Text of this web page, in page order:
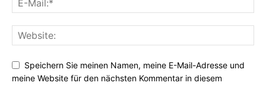
Speichern Sie meinen Namen, meine E-Mail-Adresse und
meine Website für den nächsten Kommentar in diesem